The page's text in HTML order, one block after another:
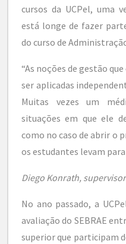
cursos da UCPel, uma
está longe de fazer
do curso de
“As noções de gestão
ser aplicadas
Muitas vezes um
situações em que ele
como no caso de abrir o
os estudantes levam para
Diego Konrath,
No ano passado, a
avaliação do SEBRAE
superior que participam